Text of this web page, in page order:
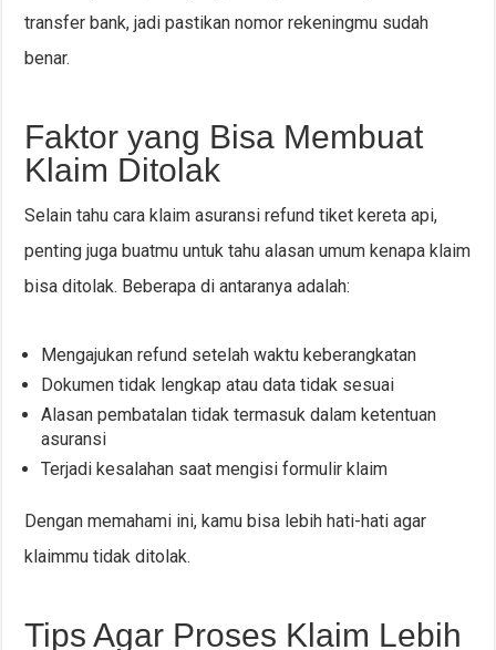
transfer bank, jadi pastikan nomor rekeningmu sudah
benar.
Faktor yang Bisa Membuat
Klaim Ditolak
Selain tahu cara klaim asuransi refund tiket kereta api,
penting juga buatmu untuk tahu alasan umum kenapa klaim
bisa ditolak. Beberapa di antaranya adalah:
Mengajukan refund setelah waktu keberangkatan
Dokumen tidak lengkap atau data tidak sesuai
Alasan pembatalan tidak termasuk dalam ketentuan
asuransi
Terjadi kesalahan saat mengisi formulir klaim
Dengan memahami ini, kamu bisa lebih hati-hati agar
klaimmu tidak ditolak.
Tips Agar Proses Klaim Lebih